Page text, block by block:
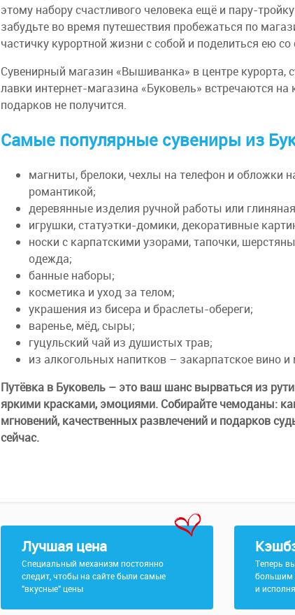
этому набору счастливого человека ещё и пару-
забудьте во время путешествия пробежаться по
частичку курортной жизни с собой и поделиться ею
Сувенирный магазин «Вышиванка» в центре курорта,
лавки интернет-магазина «Буковель» встречаются
подарков не получится.
Самые популярные сувениры из
магниты, брелоки, чехлы на телефон и обложки
романтикой;
деревянные изделия ручной работы или
игрушки, статуэтки-домики, декоративные
носки с карпатскими узорами, тапочки,
одежда;
банные наборы;
косметика и уход за телом;
украшения из бисера и браслеты-обереги;
варенье, мёд, сыры;
гуцульский чай из душистых трав;
из алкогольных напитков – закарпатское вино и
Путёвка в Буковель – это ваш шанс вырваться из
яркими красками, эмоциями. Собирайте чемоданы:
мгновений, качественных развлечений и подарков
сейчас.
Лучшая цена
Специальный механизм постоянно
следит, чтобы на сайте были самые
"вкусные" цены
Теперь
большим
и